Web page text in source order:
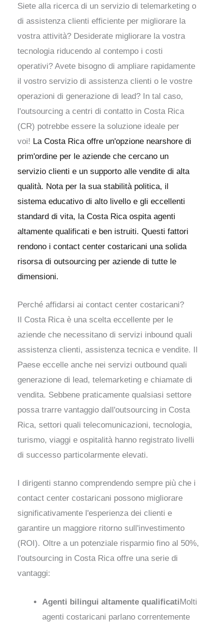
Siete alla ricerca di un servizio di telemarketing o
di assistenza clienti efficiente per migliorare la
vostra attività? Desiderate migliorare la vostra
tecnologia riducendo al contempo i costi
operativi? Avete bisogno di ampliare rapidamente
il vostro servizio di assistenza clienti o le vostre
operazioni di generazione di lead? In tal caso,
l'outsourcing a centri di contatto in Costa Rica
(CR) potrebbe essere la soluzione ideale per
voi! La Costa Rica offre un'opzione nearshore di
prim'ordine per le aziende che cercano un
servizio clienti e un supporto alle vendite di alta
qualità. Nota per la sua stabilità politica, il
sistema educativo di alto livello e gli eccellenti
standard di vita, la Costa Rica ospita agenti
altamente qualificati e ben istruiti. Questi fattori
rendono i contact center costaricani una solida
risorsa di outsourcing per aziende di tutte le
dimensioni.
Perché affidarsi ai contact center costaricani?
Il Costa Rica è una scelta eccellente per le
aziende che necessitano di servizi inbound quali
assistenza clienti, assistenza tecnica e vendite. Il
Paese eccelle anche nei servizi outbound quali
generazione di lead, telemarketing e chiamate di
vendita. Sebbene praticamente qualsiasi settore
possa trarre vantaggio dall'outsourcing in Costa
Rica, settori quali telecomunicazioni, tecnologia,
turismo, viaggi e ospitalità hanno registrato livelli
di successo particolarmente elevati.
I dirigenti stanno comprendendo sempre più che i
contact center costaricani possono migliorare
significativamente l'esperienza dei clienti e
garantire un maggiore ritorno sull'investimento
(ROI). Oltre a un potenziale risparmio fino al 50%,
l'outsourcing in Costa Rica offre una serie di
vantaggi:
Agenti bilingui altamente qualificatiMolti
agenti costaricani parlano correntemente